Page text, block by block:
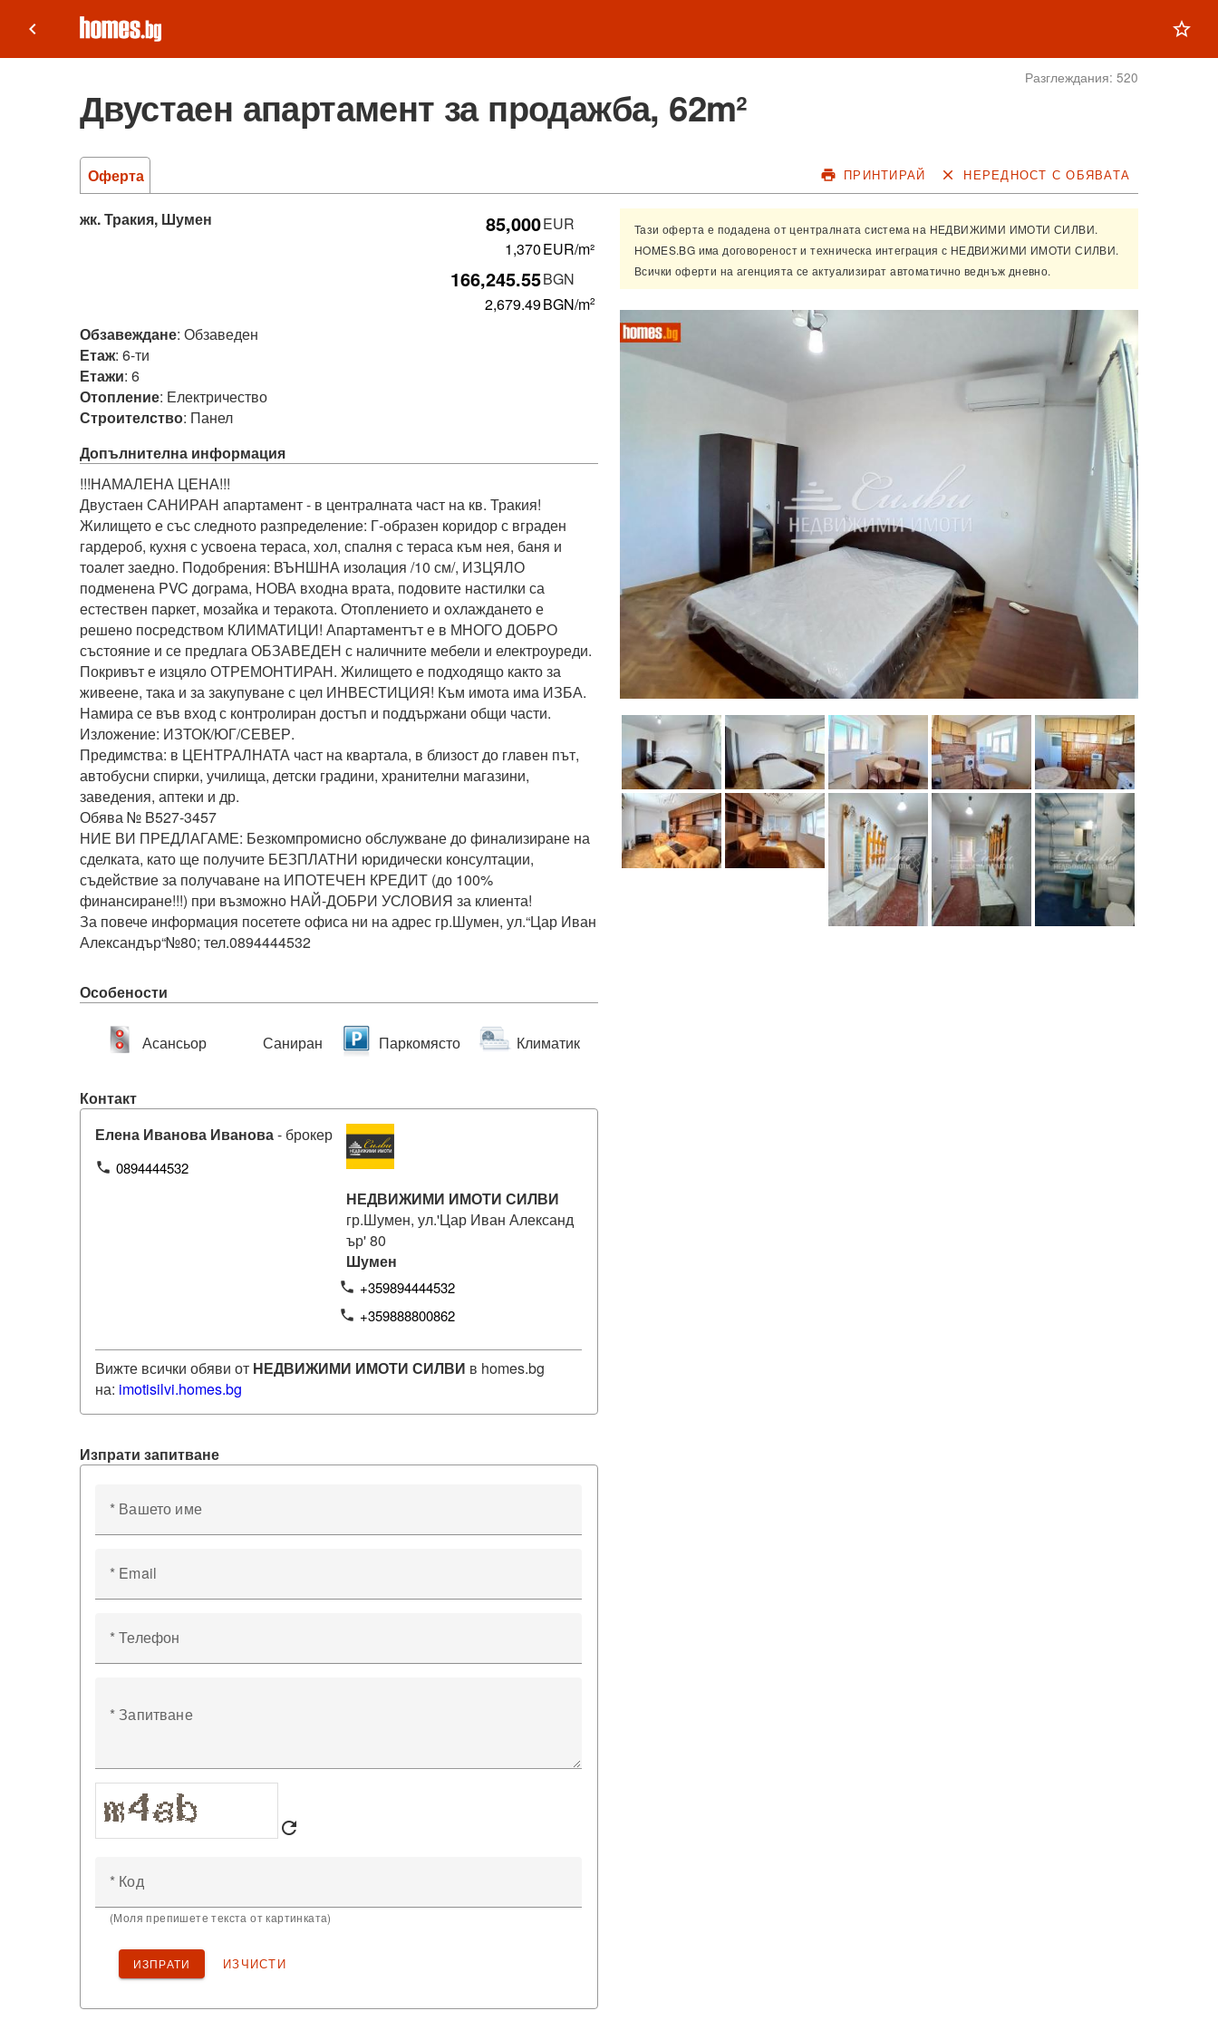
keyboard_arrow_left star_outline
Разглеждания: 520
Двустаен апартамент за продажба, 62m²
Оферта print ПРИНТИРАЙ close НЕРЕДНОСТ С ОБЯВАТА
Тази оферта е подадена от централната система на НЕДВИЖИМИ ИМОТИ СИЛВИ.
HOMES.BG има договореност и техническа интеграция с НЕДВИЖИМИ ИМОТИ СИЛВИ.
Всички оферти на агенцията се актуализират автоматично веднъж дневно.
жк. Тракия, Шумен 85,000EUR
1,370EUR/m²
166,245.55BGN
2,679.49BGN/m2
Обзавеждане: Обзаведен
Етаж: 6-ти
Етажи: 6
Отопление: Електричество
Строителство: Панел
Допълнителна информация
!!!НАМАЛЕНА ЦЕНА!!!
Двустаен САНИРАН апартамент - в централната част на кв. Тракия!
Жилището е със следното разпределение: Г-образен коридор с вграден
гардероб, кухня с усвоена тераса, хол, спалня с тераса към нея, баня и
тоалет заедно. Подобрения: ВЪНШНА изолация /10 см/, ИЗЦЯЛО
подменена PVC дограма, НОВА входна врата, подовите настилки са
естествен паркет, мозайка и теракота. Отоплението и охлаждането е
решено посредством КЛИМАТИЦИ! Апартаментът е в МНОГО ДОБРО
състояние и се предлага ОБЗАВЕДЕН с наличните мебели и електроуреди.
Покривът е изцяло ОТРЕМОНТИРАН. Жилището е подходящо както за
живеене, така и за закупуване с цел ИНВЕСТИЦИЯ! Към имота има ИЗБА.
Намира се във вход с контролиран достъп и поддържани общи части.
Изложение: ИЗТОК/ЮГ/СЕВЕР.
Предимства: в ЦЕНТРАЛНАТА част на квартала, в близост до главен път,
автобусни спирки, училища, детски градини, хранителни магазини,
заведения, аптеки и др.
Обява № B527-3457
НИЕ ВИ ПРЕДЛАГАМЕ: Безкомпромисно обслужване до финализиране на
сделката, като ще получите БЕЗПЛАТНИ юридически консултации,
съдействие за получаване на ИПОТЕЧЕН КРЕДИТ (до 100%
финансиране!!!) при възможно НАЙ-ДОБРИ УСЛОВИЯ за клиента!
За повече информация посетете офиса ни на адрес гр.Шумен, ул.“Цар Иван
Особености
Асансьор Саниран Паркомясто Климатик
Контакт
Елена Иванова Иванова- брокер
phone 0894444532
НЕДВИЖИМИ ИМОТИ СИЛВИ
гр.Шумен, ул.'Цар Иван Александ
ър' 80
Шумен
phone +359894444532
phone +359888800862
Вижте всички обяви от НЕДВИЖИМИ ИМОТИ СИЛВИ в homes.bg
на: imotisilvi.homes.bg
Изпрати запитване
* Вашето име
* Email
* Телефон
* Запитване
refresh
* Код
(Моля препишете текста от картинката)
ИЗПРАТИ ИЗЧИСТИ